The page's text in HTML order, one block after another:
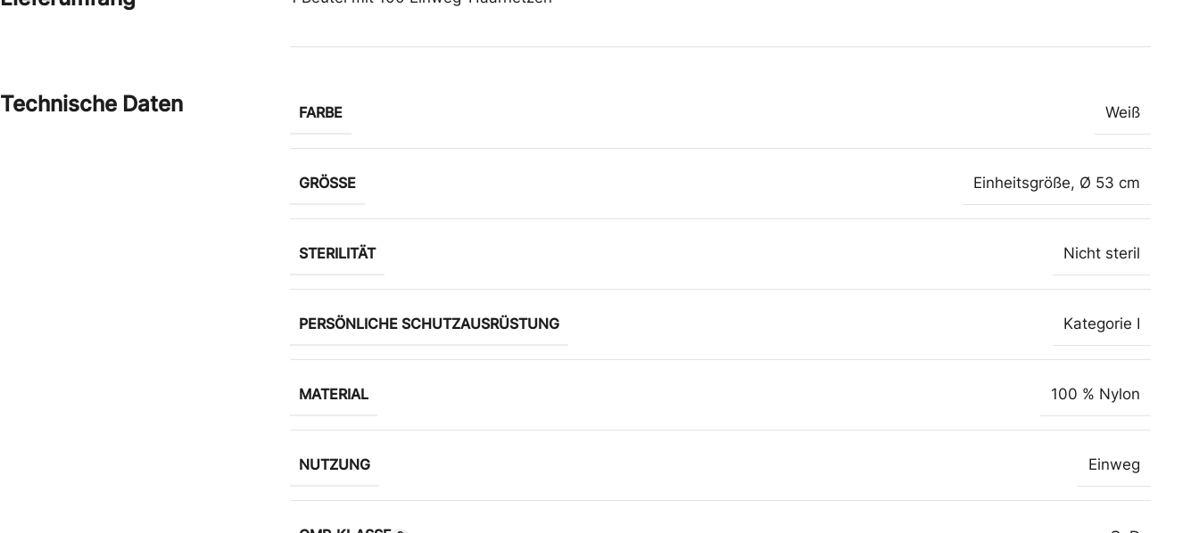
Technische Daten FARBE Weiß
GRÖSSE Einheitsgröße, Ø 53 cm
STERILITÄT Nicht steril
PERSÖNLICHE SCHUTZAUSRÜSTUNG Kategorie I
MATERIAL 100 % Nylon
NUTZUNG Einweg